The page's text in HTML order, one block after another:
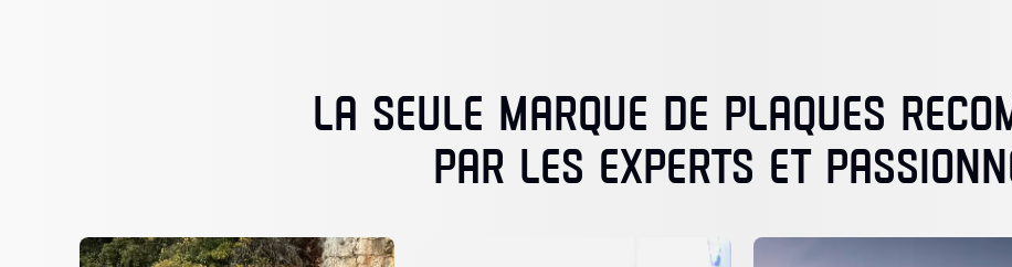
LA SEULE MARQUE DE PLAQUES
PAR LES EXPERTS ET